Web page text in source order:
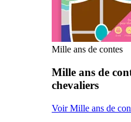
Mille ans de contes
Mille ans de
chevaliers
Voir Mille ans de